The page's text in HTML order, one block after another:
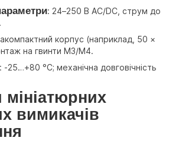
: 24–250 В AC/DC, струм до
корпус (наприклад, 50 ×
на гвинти M3/M4.
: -25…+80 °C; механічна довговічність
мініатюрних
вимикачів